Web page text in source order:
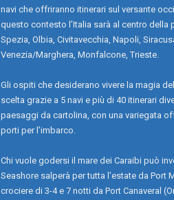
navi che offriranno itinerari sul versante
questo contesto l’Italia sarà al centro
Spezia, Olbia, Civitavecchia, Napoli,
Venezia/Marghera, Monfalcone, Trieste.
Gli ospiti che desiderano vivere la magia
scelta grazie a 5 navi e più di 40 itinerari
paesaggi da cartolina, con una variegata
porti per l’imbarco.
Chi vuole godersi il mare dei Caraibi può
Seashore salperà per tutta l’estate da Port
crociere di 3-4 e 7 notti da Port Canaveral